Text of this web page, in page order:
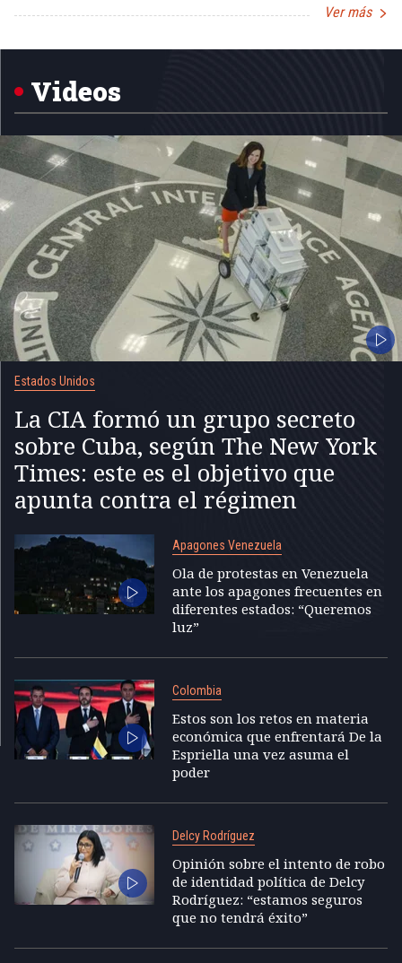
Ver más
1
Videos
Estados Unidos
La CIA formó un grupo secreto
sobre Cuba, según The New York
Times: este es el objetivo que
apunta contra el régimen
Apagones Venezuela
Ola de protestas en Venezuela
ante los apagones frecuentes en
diferentes estados: “Queremos
luz”
Colombia
Estos son los retos en materia
económica que enfrentará De la
Espriella una vez asuma el
poder
Delcy Rodríguez
Opinión sobre el intento de robo
de identidad política de Delcy
Rodríguez: “estamos seguros
que no tendrá éxito”